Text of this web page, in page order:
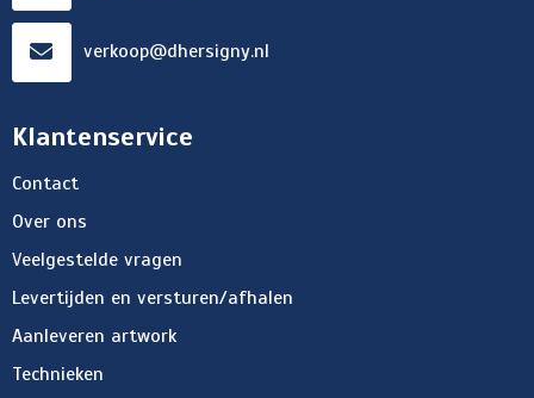
verkoop@dhersigny.nl
Klantenservice
Contact
Over ons
Veelgestelde vragen
Levertijden en versturen/afhalen
Aanleveren artwork
Technieken